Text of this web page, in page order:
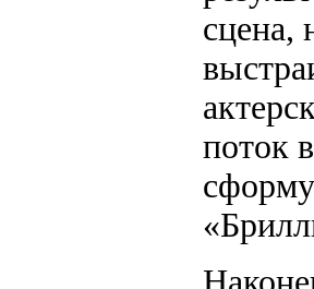
сцена,
поток